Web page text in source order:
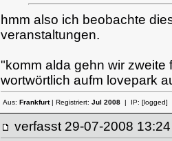
hmm also ich beobachte
veranstaltungen.
"komm alda gehn wir zweite
wortwörtlich aufm lovepark
Aus: Frankfurt| Registriert: Jul 2008| IP: [logged]
verfasst 29-07-2008